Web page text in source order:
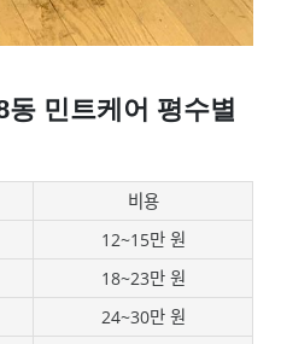
민트케어 평수별
비용
12~15만 원
18~23만 원
24~30만 원